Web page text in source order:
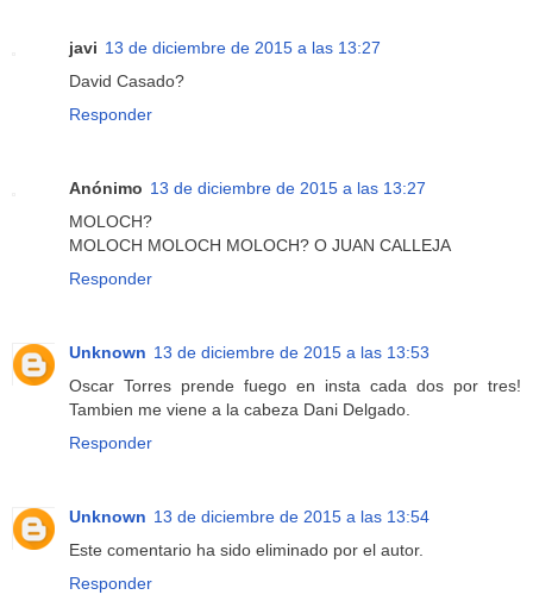
javi 13 de diciembre de 2015 a las 13:27
David Casado?
Responder
Anónimo 13 de diciembre de 2015 a las 13:27
MOLOCH?
MOLOCH MOLOCH MOLOCH? O JUAN CALLEJA
Responder
Unknown 13 de diciembre de 2015 a las 13:53
Oscar Torres prende fuego en insta cada dos por tres!
Tambien me viene a la cabeza Dani Delgado.
Responder
Unknown 13 de diciembre de 2015 a las 13:54
Este comentario ha sido eliminado por el autor.
Responder